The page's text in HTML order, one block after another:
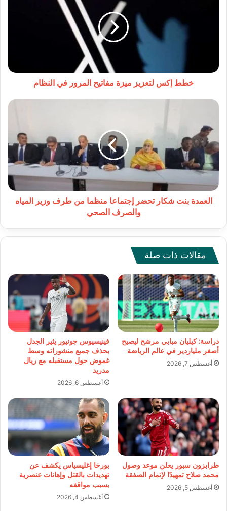
خطط إكس لتعزيز ميزة مفاتيح المرور في النظام
العمدة
شكار
تحضر
إجتماعا
منظما
من
وزير
المياهالعمدة بنت شكار تحضر إجتماعا منظما من طرف وزير المياه
والصرف الصحي
مقالات ذات صلة
دراسة: كيليان مبابي مرشح ليصبح
أصغر ملياردير في عالم الرياضة
أغسطس 7, 2026
فينيسيوس جونيور يثير الجدل
بحذف جميع منشوراته وسط
غموض حول مستقبله مع ريال
مدريد
أغسطس 6, 2026
طرابزون سبور يعلن موعد وصول
محمد صلاح تمهيدًا لإتمام الصفقة
أغسطس 5, 2026
بورخا إغليسياس يكشف عن
تهديدات بالقتل وإهانات عنصرية
بسبب مواقفه
أغسطس 4, 2026